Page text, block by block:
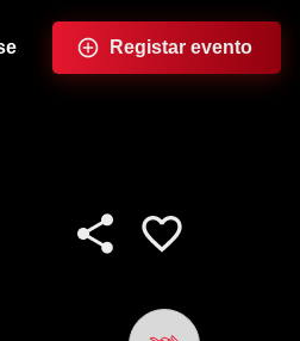
Registar evento